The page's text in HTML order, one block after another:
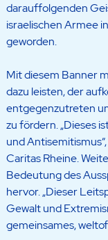
darauffolgenden
israelischen Armee
geworden.
Mit diesem Banner
dazu leisten, der
entgegenzutreten
zu fördern. „Dieses
und
Caritas Rheine.
Bedeutung des
hervor. „Dieser
Gewalt und
gemeinsames,